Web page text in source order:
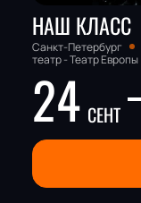
НАШ КЛАСС
Санкт-Петербург
театр - Театр Европы
24 СЕНТ